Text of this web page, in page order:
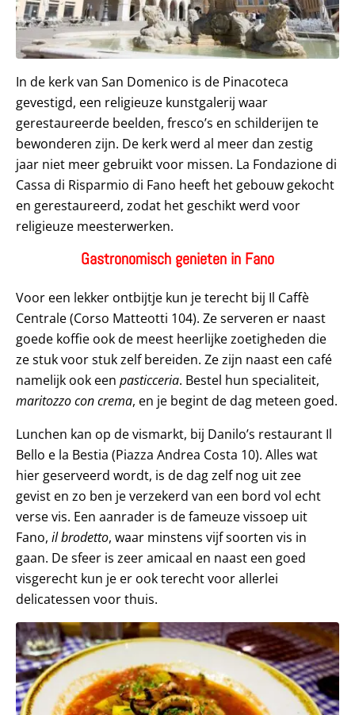
In de kerk van San Domenico is de Pinacoteca
gevestigd, een religieuze kunstgalerij waar
gerestaureerde beelden, fresco’s en schilderijen te
bewonderen zijn. De kerk werd al meer dan zestig
jaar niet meer gebruikt voor missen. La Fondazione di
Cassa di Risparmio di Fano heeft het gebouw gekocht
en gerestaureerd, zodat het geschikt werd voor
religieuze meesterwerken.
Gastronomisch genieten in Fano
Voor een lekker ontbijtje kun je terecht bij Il Caffè
Centrale (Corso Matteotti 104). Ze serveren er naast
goede koffie ook de meest heerlijke zoetigheden die
ze stuk voor stuk zelf bereiden. Ze zijn naast een café
namelijk ook een pasticceria. Bestel hun specialiteit,
maritozzo con crema, en je begint de dag meteen goed.
Lunchen kan op de vismarkt, bij Danilo’s restaurant Il
Bello e la Bestia (Piazza Andrea Costa 10). Alles wat
hier geserveerd wordt, is de dag zelf nog uit zee
gevist en zo ben je verzekerd van een bord vol echt
verse vis. Een aanrader is de fameuze vissoep uit
Fano, il brodetto, waar minstens vijf soorten vis in
gaan. De sfeer is zeer amicaal en naast een goed
visgerecht kun je er ook terecht voor allerlei
delicatessen voor thuis.